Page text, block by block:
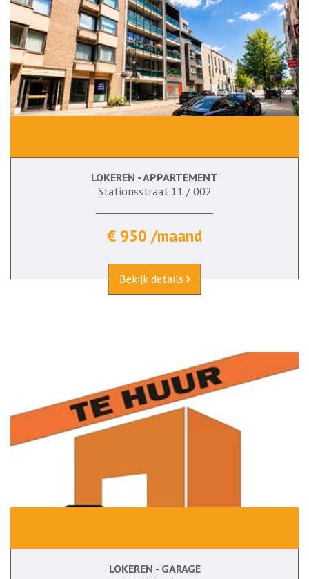
LOKEREN - APPARTEMENT
Stationsstraat 11 / 002
€ 950 /maand
Bekijk details
LOKEREN - GARAGE